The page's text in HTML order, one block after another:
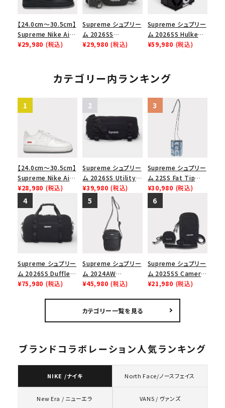
【24.0cm～30.5cm】
Supreme Nike Air
Force 1 Low シュプ
ューズ ブラック
¥29,980 (税込)
Supreme シュプリー
ム 2026SS
Shoulder Bag ショ
¥29,980 (税込)
Supreme シュプリー
ム 2026SS Hulken
Rolling Tote
ブラック
¥59,980 (税込)
カテゴリー内ランキング
【24.0cm～30.5cm】
Supreme Nike Air
Force 1 Low シュプ
リーム ナイキエアフォ
ース１スニーカー シ
ューズ ホワイト
¥28,980 (税込)
Supreme シュプリー
ム 2026SS Utility
Bag ユーティリティ
バッグ ブラック
¥39,980 (税込)
Supreme シュプリー
ム 22SS Fat Tip
Jacquard Denim
Neck Pouch ファット
チップジャガードデニ
ムネックポーチ ブル
¥30,980 (税込)
Supreme シュプリー
ム 2026SS Duffle
Bag ダッフルバッグ
¥75,980 (税込)
Supreme シュプリー
ム 2024AW
Leather Shoulder
¥45,980 (税込)
Supreme シュプリー
ム 2025SS Camera
Bag + Mini Pouch
¥21,980 (税込)
カテゴリー一覧を見る
ブランドコラボレーション人気ランキング
NIKE /ナイキ North Face/ノースフェイス
New Era / ニューエラ VANS / ヴァンズ